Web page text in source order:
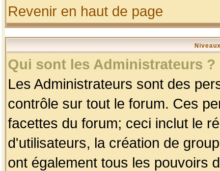
Revenir en haut de page
Qui sont les Administrateurs ?
Les Administrateurs sont des
contrôle sur tout le forum. Ces
facettes du forum; ceci inclut le
d'utilisateurs, la création de
ont également tous les pouvoirs